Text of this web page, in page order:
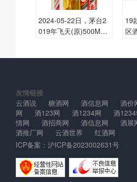
2024-05-22日，茅台2
019年飞天(原)500ML5
19
区
友情链接
云酒说
糖酒网 酒信息网 酒价
网
酒123网 酒1234网 酒
情网
酒招商网 酒信息网 酒展
酒推厂网
云酒世界
红酒网
ICP备案： 沪ICP备2023002631号